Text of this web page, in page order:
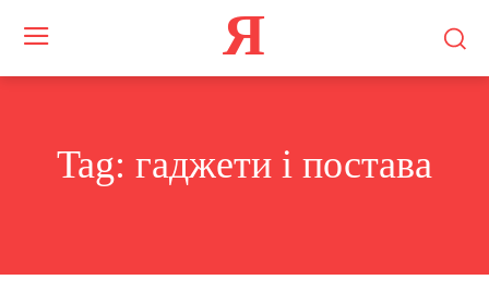
Я
Tag: гаджети і постава